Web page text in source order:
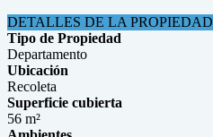
DETALLES DE LA PROPIEDAD
Tipo de Propiedad
Departamento
Ubicación
Recoleta
Superficie cubierta
56 m²